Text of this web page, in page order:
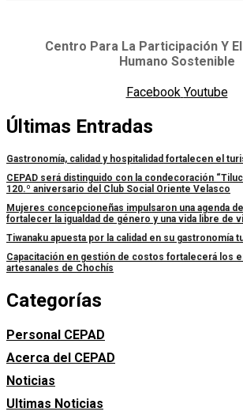
Centro Para La Participación Y
Humano Sostenible
Facebook Youtube
Últimas Entradas
Gastronomía, calidad y hospitalidad fortalecen el
CEPAD será distinguido con la condecoración
120.º aniversario del Club Social Oriente Velasco
Mujeres concepcioneñas impulsaron una agenda
fortalecer la igualdad de género y una vida libre de
Tiwanaku apuesta por la calidad en su gastronomía
Capacitación en gestión de costos fortalecerá los
artesanales de Chochís
Categorías
Personal CEPAD
Acerca del CEPAD
Noticias
Ultimas Noticias